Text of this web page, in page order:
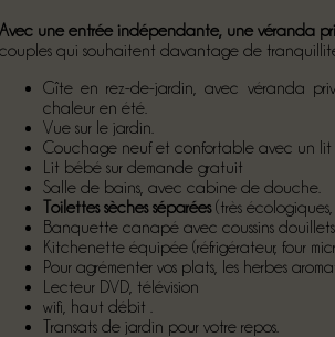
Avec une entrée indépendante, une véranda
couples qui souhaitent davantage de
Gîte en rez-de-jardin, avec véranda
chaleur en été.
Vue sur le jardin.
Couchage neuf et confortable avec un lit
Lit bébé sur demande gratuit
Salle de bains, avec cabine de douche.
Toilettes sèches séparées(très
Banquette canapé avec coussins douillets
Kitchenette équipée (réfrigérateur, four
Pour agrémenter vos plats, les herbes
Lecteur DVD, télévision
wifi, haut débit .
Transats de jardin pour votre repos.